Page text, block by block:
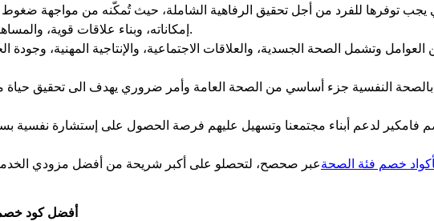
توفرها للفرد من أجل تحقيق الرفاهية الشاملة، حيث تُمكّنه من مواجهة ضغوط
إمكاناته، وبناء علاقات قوية، والمساهمة في مجتمعه.
خصم فئة الصحةعبر صحصح، لتحصلو على أكبر شريحة من أفضل مزودي
أفضل كود خصم فامكير 2025